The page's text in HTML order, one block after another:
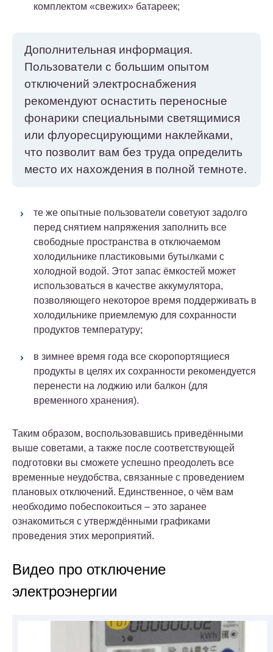
комплектом «свежих» батареек;
Дополнительная информация.
Пользователи с большим опытом
отключений электроснабжения
рекомендуют оснастить переносные
фонарики специальными светящимися
или флуоресцирующими наклейками,
что позволит вам без труда определить
место их нахождения в полной темноте.
те же опытные пользователи советуют задолго
перед снятием напряжения заполнить все
свободные пространства в отключаемом
холодильнике пластиковыми бутылками с
холодной водой. Этот запас ёмкостей может
использоваться в качестве аккумулятора,
позволяющего некоторое время поддерживать в
холодильнике приемлемую для сохранности
продуктов температуру;
в зимнее время года все скоропортящиеся
продукты в целях их сохранности рекомендуется
перенести на лоджию или балкон (для
временного хранения).
Таким образом, воспользовавшись приведёнными
выше советами, а также после соответствующей
подготовки вы сможете успешно преодолеть все
временные неудобства, связанные с проведением
плановых отключений. Единственное, о чём вам
необходимо побеспокоиться – это заранее
ознакомиться с утверждёнными графиками
проведения этих мероприятий.
Видео про отключение
электроэнергии